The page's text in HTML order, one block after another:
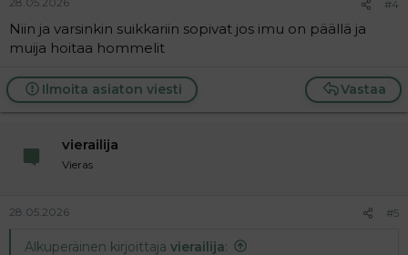
#4
Niin ja varsinkin suikkariin sopivat jos imu on päällä ja
muija hoitaa hommelit
Vastaa
Ilmoita asiaton viesti
vierailija
Vieras
28.05.2026 #5
Alkuperäinen kirjoittaja vierailija: